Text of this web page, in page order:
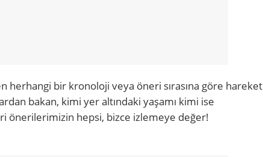
herhangi bir kronoloji veya öneri sırasına göre hareket
bakan, kimi yer altındaki yaşamı kimi ise
önerilerimizin hepsi, bizce izlemeye değer!